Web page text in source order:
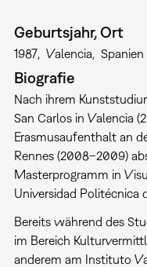
Geburtsjahr, Ort
1987 Valencia Spanien
Biografie
Nach ihrem
San Carlos in Valencia
Erasmusaufenthalt an
Rennes (2008–2009)
Masterprogramm in
Universidad Politécnica
Bereits während des
im Bereich
anderem am Instituto